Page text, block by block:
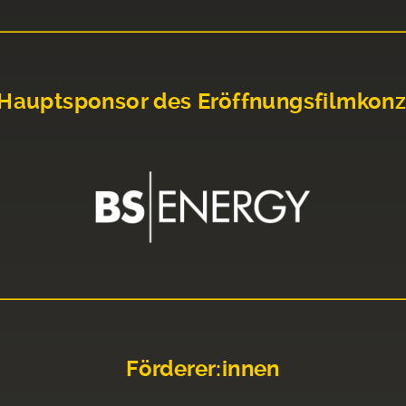
des
Förderer:innen